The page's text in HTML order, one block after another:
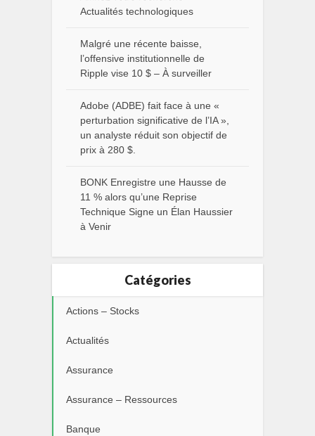
Actualités technologiques
Malgré une récente baisse,
l’offensive institutionnelle de
Ripple vise 10 $ – À surveiller
Adobe (ADBE) fait face à une «
perturbation significative de l’IA »,
un analyste réduit son objectif de
prix à 280 $.
BONK Enregistre une Hausse de
11 % alors qu’une Reprise
Technique Signe un Élan Haussier
à Venir
Catégories
Actions – Stocks
Actualités
Assurance
Assurance – Ressources
Banque